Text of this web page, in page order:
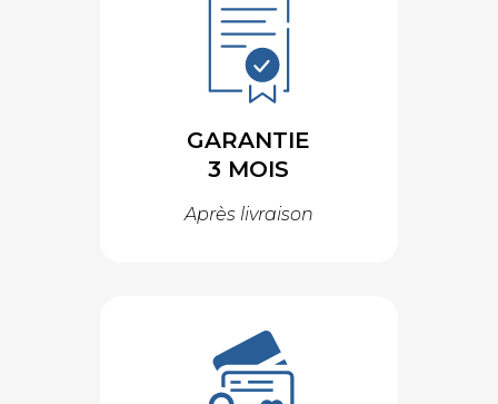
GARANTIE
3 MOIS
Après livraison